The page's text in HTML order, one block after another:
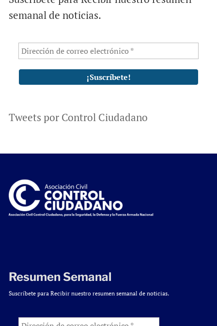
semanal de noticias.
Tweets por Control Ciudadano
Resumen Semanal
Suscríbete para Recibir nuestro resumen semanal de noticias.